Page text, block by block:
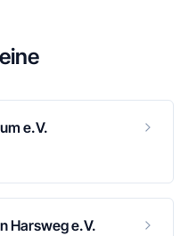
e.V.
Harsweg e.V.